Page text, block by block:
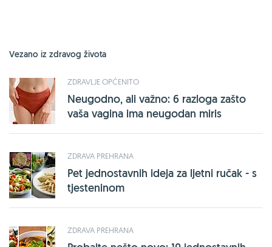
Vezano iz zdravog života
ZDRAVLJE OPĆENITO
Neugodno, ali važno: 6 razloga zašto
vaša vagina ima neugodan miris
ZDRAVA PREHRANA
Pet jednostavnih ideja za ljetni ručak - s
tjesteninom
ZDRAVA PREHRANA